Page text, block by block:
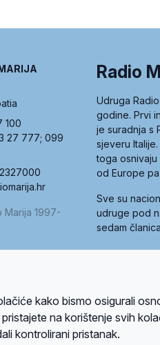
100
27 777; 099
1997-
Radio
Udruga
godine. Prvi
je suradnja s
sjeveru
toga
od Europe
Sve su
udruge pod
sedam
sustavom
kako bismo osigurali
na korištenje svih
kontrolirani pristanak.